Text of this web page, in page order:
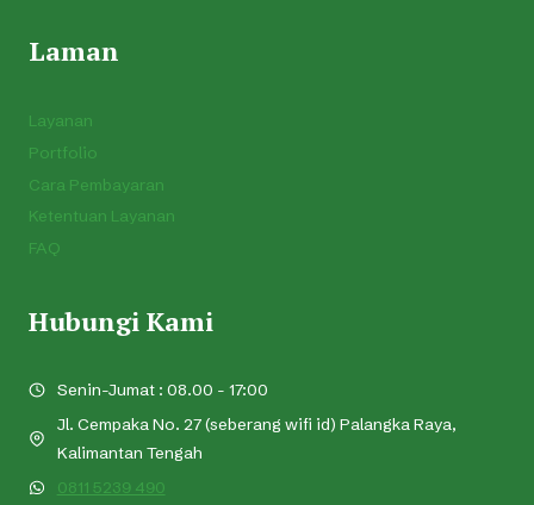
Laman
Layanan
Portfolio
Cara Pembayaran
Ketentuan Layanan
FAQ
Hubungi Kami
Senin-Jumat : 08.00 - 17:00
Jl. Cempaka No. 27 (seberang wifi id) Palangka Raya,
Kalimantan Tengah
0811 5239 490